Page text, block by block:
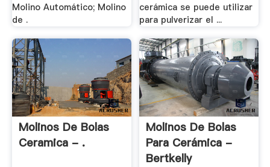
Molino Automático; Molino
de .
cerámica se puede utilizar
para pulverizar el ...
Molinos De Bolas
Ceramica - .
Molinos De Bolas
Para Cerámica -
Bertkelly